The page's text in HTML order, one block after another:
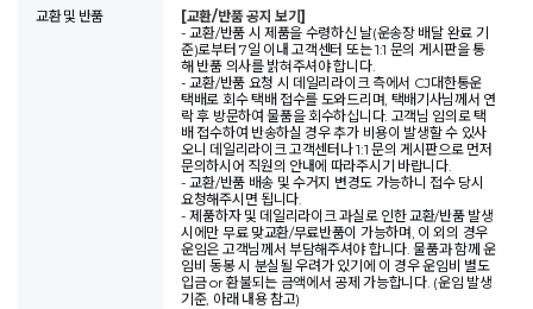
교환 및 반품
[교환/반품 공지 보기]
- 교환/반품 시 제품을 수령하신 날(운송장 배달 완료 기
준)로부터 7일 이내 고객센터 또는 1:1 문의 게시판을 통
해 반품 의사를 밝혀주셔야 합니다.
- 교환/반품 요청 시 데일리라이크 측에서 CJ대한통운
택배로 회수 택배 접수를 도와드리며, 택배기사님께서 연
락 후 방문하여 물품을 회수하십니다. 고객님 임의로 택
배 접수하여 반송하실 경우 추가 비용이 발생할 수 있사
오니 데일리라이크 고객센터나 1:1 문의 게시판으로 먼저
문의하시어 직원의 안내에 따라주시기 바랍니다.
- 교환/반품 배송 및 수거지 변경도 가능하니 접수 당시
요청해주시면 됩니다.
- 제품하자 및 데일리라이크 과실로 인한 교환/반품 발생
시에만 무료 맞교환/무료반품이 가능하며, 이 외의 경우
운임은 고객님께서 부담해주셔야 합니다. 물품과 함께 운
임비 동봉 시 분실될 우려가 있기에 이 경우 운임비 별도
입금 or 환불되는 금액에서 공제 가능합니다. (운임 발생
기준, 아래 내용 참고)